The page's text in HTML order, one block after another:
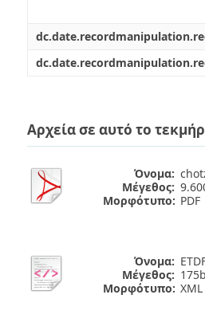
Αρχεία σε αυτό το
Όνομα:
Μέγεθος:
Μορφότυπο: PDF
Όνομα:
Μέγεθος:
Μορφότυπο: XML